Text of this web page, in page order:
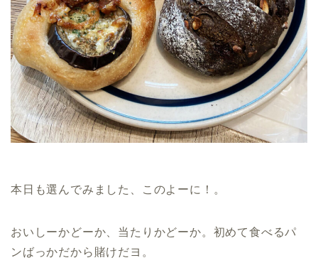
本日も選んでみました、このよーに！。
おいしーかどーか、当たりかどーか。初めて食べるパ
ンばっかだから賭けだヨ。